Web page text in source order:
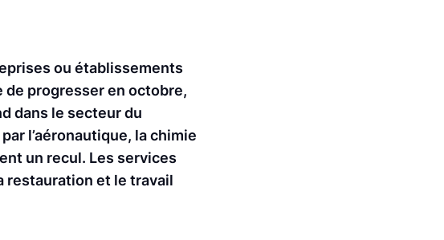
ou établissements
progresser en octobre,
dans le secteur du
l’aéronautique, la chimie
un recul. Les services
restauration et le travail